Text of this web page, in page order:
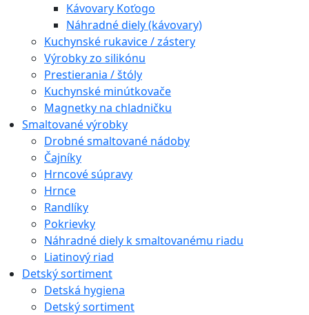
Kávovary Koťogo
Náhradné diely (kávovary)
Kuchynské rukavice / zástery
Výrobky zo silikónu
Prestierania / štóly
Kuchynské minútkovače
Magnetky na chladničku
Smaltované výrobky
Drobné smaltované nádoby
Čajníky
Hrncové súpravy
Hrnce
Randlíky
Pokrievky
Náhradné diely k smaltovanému riadu
Liatinový riad
Detský sortiment
Detská hygiena
Detský sortiment